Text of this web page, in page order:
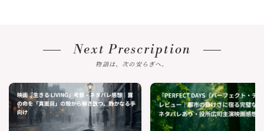
Next Prescription
物語は、次の安らぎへ。